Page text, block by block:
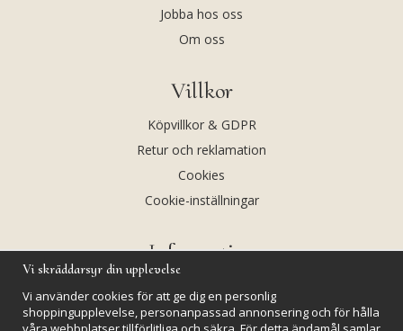
Jobba hos oss
Om oss
Villkor
Köpvillkor & GDPR
Retur och reklamation
Cookies
Cookie-inställningar
Information
Kalendarium
Vi skräddarsyr din upplevelse
Vi använder cookies för att ge dig en personlig
shoppingupplevelse, personanpassad annonsering och för hålla